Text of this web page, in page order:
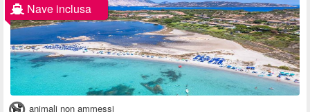
Nave inclusa
animali non ammessi